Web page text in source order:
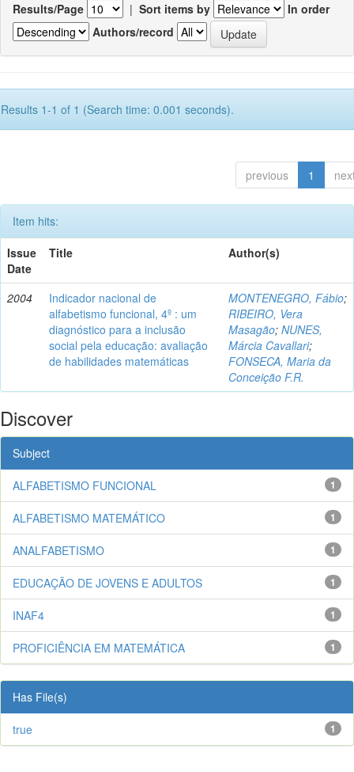
Results/Page | Sort items by
In order
Authors/record
Results 1-1 of 1 (Search time: 0.001 seconds).
previous 1
Item hits:
Issue
Date
Title Author(s)
2004
Indicador nacional de
alfabetismo funcional, 4º : um
diagnóstico para a inclusão
social pela educação: avaliação
de habilidades matemáticas
MONTENEGRO, Fábio;
RIBEIRO, Vera
Masagão; NUNES,
Márcia Cavallari;
FONSECA, Maria da
Conceição F.R.
Discover
Subject
1
ALFABETISMO FUNCIONAL
1
ALFABETISMO MATEMÁTICO
1
ANALFABETISMO
1
EDUCAÇÃO DE JOVENS E ADULTOS
1
INAF4
1
PROFICIÊNCIA EM MATEMÁTICA
Has File(s)
1
true